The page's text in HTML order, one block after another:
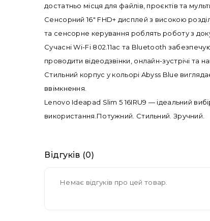
достатньо місця для файлів, проєктів та
Сенсорний 16" FHD+ дисплей з високою
та сенсорне керування роблять роботу з
Сучасні Wi-Fi 802.11ac та Bluetooth
проводити відеодзвінки, онлайн-зустрічі та
Стильний корпус у кольорі Abyss Blue
ввімкнення.
Lenovo Ideapad Slim 5 16IRU9 — ідеальний
використання.Потужний. Стильний. Зручний.
Відгуків (0)
Немає відгуків про цей товар.